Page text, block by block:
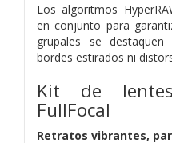
Los algoritmos
en conjunto para
grupales se
bordes estirados ni
Kit de
FullFocal
Retratos vibrantes,